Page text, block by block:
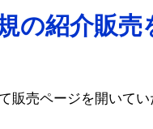
の紹介販売
販売ページを開いて